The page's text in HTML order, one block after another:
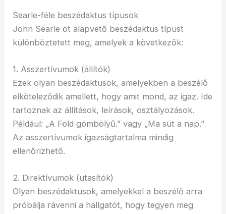
Searle-féle beszédaktus típusok
John Searle öt alapvető beszédaktus típust
különböztetett meg, amelyek a következők:
1. Asszertívumok (állítók)
Ezek olyan beszédaktusok, amelyekben a beszélő
elköteleződik amellett, hogy amit mond, az igaz. Ide
tartoznak az állítások, leírások, osztályozások.
Például: „A Föld gömbölyű.” vagy „Ma süt a nap.”
Az asszertívumok igazságtartalma mindig
ellenőrizhető.
2. Direktívumok (utasítók)
Olyan beszédaktusok, amelyekkel a beszélő arra
próbálja rávenni a hallgatót, hogy tegyen meg